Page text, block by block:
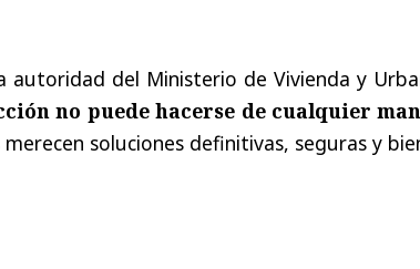
autoridad del Ministerio de Vivienda y
no puede hacerse de cualquier
merecen soluciones definitivas, seguras y